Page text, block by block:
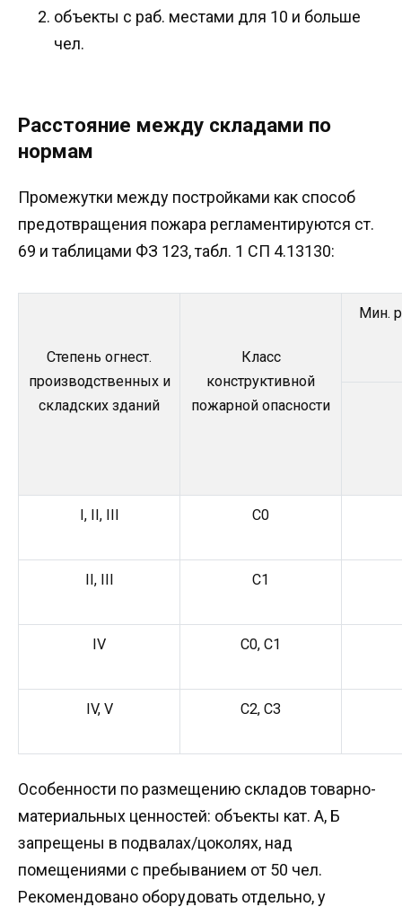
объекты с раб. местами для 10 и больше
чел.
Расстояние между складами по
нормам
Промежутки между постройками как способ
предотвращения пожара регламентируются ст.
69 и таблицами ФЗ 123, табл. 1 СП 4.13130:
Степень огнест.
производственных и
складских зданий
Класс
конструктивной
пожарной опасности
Мин.
I, II, III С0
II, III С1
IV С0, С1
IV, V С2, С3
Особенности по размещению складов товарно-
материальных ценностей: объекты кат. А, Б
запрещены в подвалах/цоколях, над
помещениями с пребыванием от 50 чел.
Рекомендовано оборудовать отдельно, у